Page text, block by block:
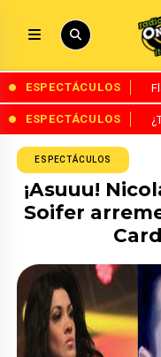
ESPECTÁCULOS
ESPECTÁCULOS
ESPECTÁCULOS
¡Asuuu!
Soifer